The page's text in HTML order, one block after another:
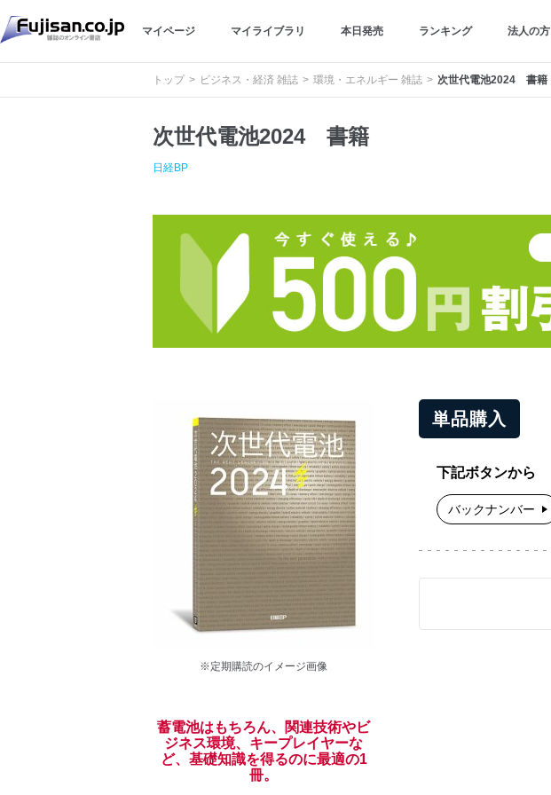
マイページ マイライブラリ 本日発売 ランキング 法人の方
トップ ビジネス・経済 雑誌 環境・エネルギー 雑誌 次世代電池2024 書籍
次世代電池2024 書籍
日経BP
※定期購読のイメージ画像
蓄電池はもちろん、関連技術やビ
ジネス環境、キープレイヤーな
ど、基礎知識を得るのに最適の1
冊。
単品購入
下記ボタンから
バックナンバー